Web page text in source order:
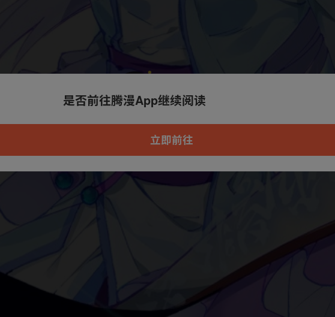
本章节仅支持App阅读，可打开App新用
户7天免费看
是否前往腾漫App继续阅读
立即前往